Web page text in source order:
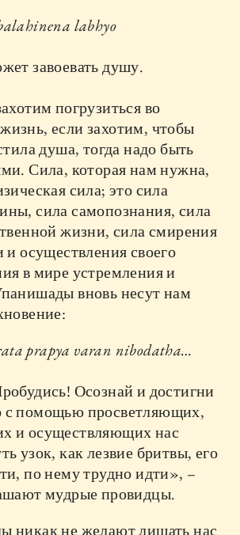
labhyo
завоевать душу.
погрузиться во
если захотим, чтобы
душа, тогда надо быть
Сила, которая нам нужна,
сила; это сила
сила самопознания, сила
жизни, сила смирения
и осуществления своего
в мире устремления и
вновь несут нам
prapya varan nibodatha…
Осознай и достигни
с помощью просветляющих,
и осуществляющих нас
узок, как лезвие бритвы, его
по нему трудно идти», –
мудрые провидцы.
никак не желают лишать нас